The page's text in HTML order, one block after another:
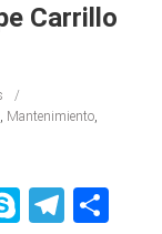
Carrillo
Mantenimiento
Skype